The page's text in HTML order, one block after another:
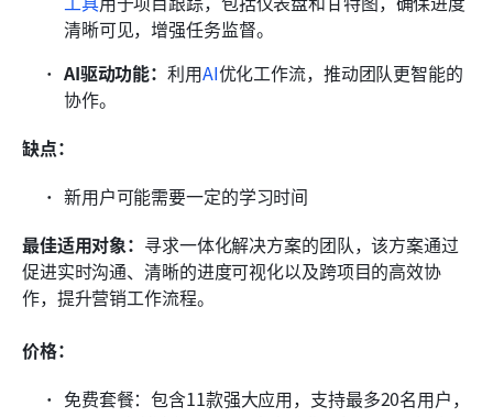
清晰可见，增强任务监督。
AI驱动功能：利用AI优化工作流，推动团队更智能的
协作。
缺点：
新用户可能需要一定的学习时间
最佳适用对象： 寻求一体化解决方案的团队，该方案通过
促进实时沟通、清晰的进度可视化以及跨项目的高效协
作，提升营销工作流程。
价格：
免费套餐：包含11款强大应用，支持最多20名用户，